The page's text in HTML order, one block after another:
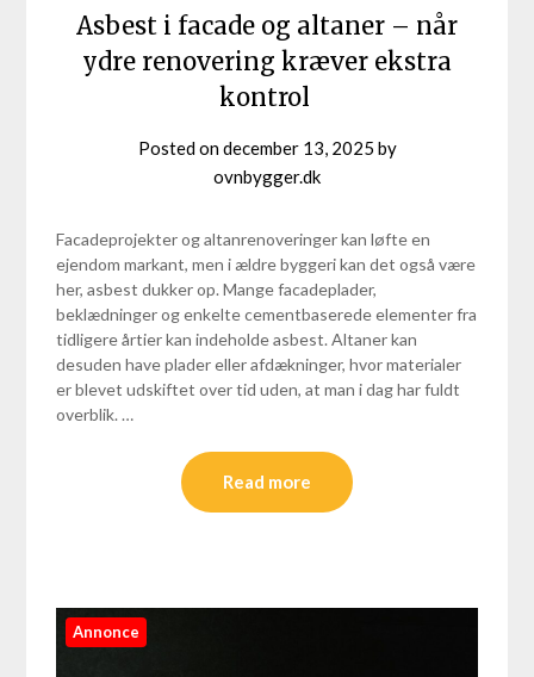
Asbest i facade og altaner – når
ydre renovering kræver ekstra
kontrol
Posted ondecember 13, 2025 by
ovnbygger.dk
Facadeprojekter og altanrenoveringer kan løfte en
ejendom markant, men i ældre byggeri kan det også være
her, asbest dukker op. Mange facadeplader,
beklædninger og enkelte cementbaserede elementer fra
tidligere årtier kan indeholde asbest. Altaner kan
desuden have plader eller afdækninger, hvor materialer
er blevet udskiftet over tid uden, at man i dag har fuldt
overblik. …
Read more
Annonce